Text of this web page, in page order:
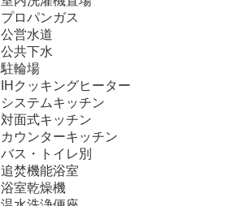
プロパンガス
公営水道
公共下水
駐輪場
IHクッキングヒーター
システムキッチン
対面式キッチン
カウンターキッチン
バス・トイレ別
追焚機能浴室
浴室乾燥機